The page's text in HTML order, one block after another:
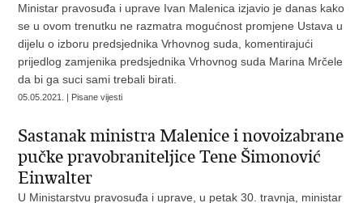
Ministar pravosuđa i uprave Ivan Malenica izjavio je danas kako
se u ovom trenutku ne razmatra mogućnost promjene Ustava u
dijelu o izboru predsjednika Vrhovnog suda, komentirajući
prijedlog zamjenika predsjednika Vrhovnog suda Marina Mrčele
da bi ga suci sami trebali birati.
05.05.2021. | Pisane vijesti
Sastanak ministra Malenice i novoizabrane
pučke pravobraniteljice Tene Šimonović
Einwalter
U Ministarstvu pravosuđa i uprave, u petak 30. travnja, ministar